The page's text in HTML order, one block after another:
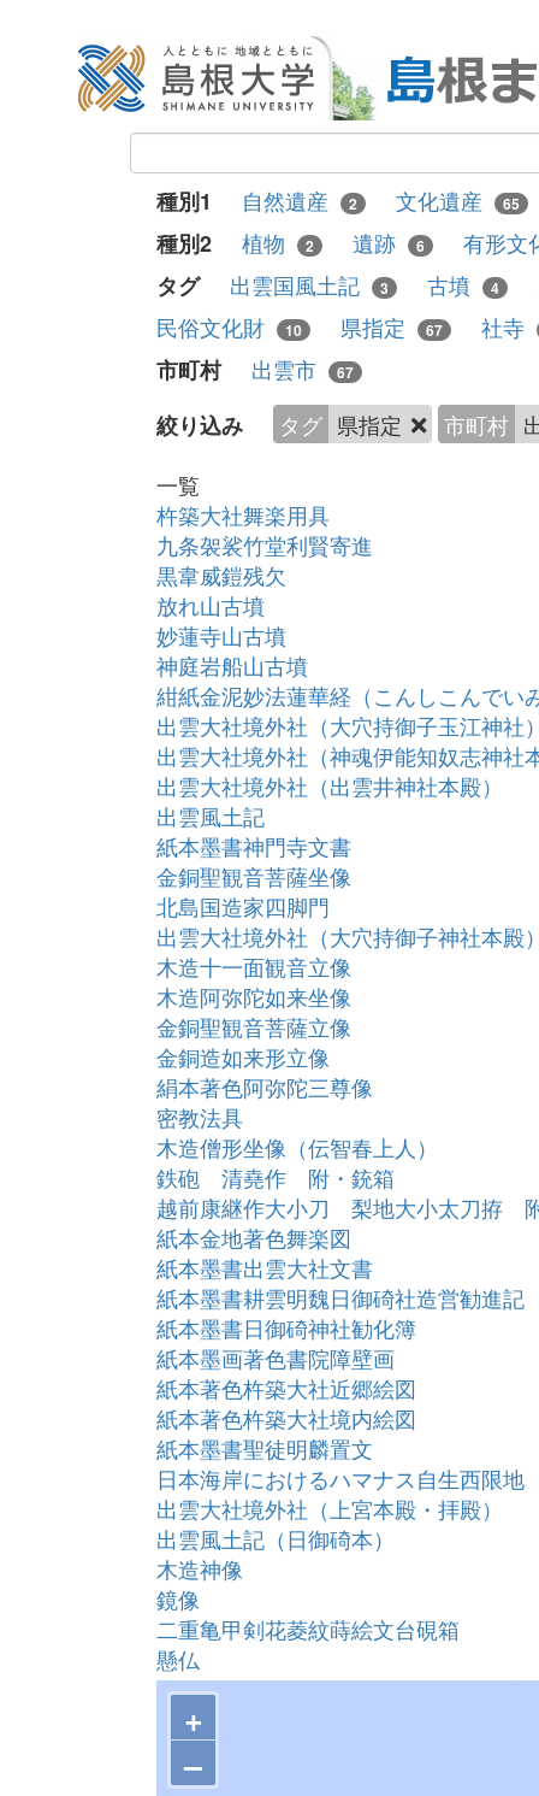
種別1 自然遺産 2 文化遺産 65
種別2 植物 2 遺跡 6
有形文
タグ
出雲国風土記 3 古墳 4
民俗文化財
10 県指定 67
社寺
市町村
出雲市 67
絞り込み タグ 県指定 市町村
一覧
杵築大社舞楽用具
九条袈裟竹堂利賢寄進
黒韋威鎧残欠
放れ山古墳
妙蓮寺山古墳
神庭岩船山古墳
紺紙金泥妙法蓮華経（こんしこんでい
出雲大社境外社（大穴持御子玉江神社
出雲大社境外社（神魂伊能知奴志神社
出雲大社境外社（出雲井神社本殿）
出雲風土記
紙本墨書神門寺文書
金銅聖観音菩薩坐像
北島国造家四脚門
出雲大社境外社（大穴持御子神社本殿
木造十一面観音立像
木造阿弥陀如来坐像
金銅聖観音菩薩立像
金銅造如来形立像
絹本著色阿弥陀三尊像
密教法具
木造僧形坐像（伝智春上人）
鉄砲 清堯作 附・銃箱
越前康継作大小刀 梨地大小太刀拵
紙本金地著色舞楽図
紙本墨書出雲大社文書
紙本墨書耕雲明魏日御碕社造営勧進記
紙本墨書日御碕神社勧化簿
紙本墨画著色書院障壁画
紙本著色杵築大社近郷絵図
紙本著色杵築大社境内絵図
紙本墨書聖徒明麟置文
日本海岸におけるハマナス自生西限地
出雲大社境外社（上宮本殿・拝殿）
出雲風土記（日御碕本）
木造神像
鏡像
二重亀甲剣花菱紋蒔絵文台硯箱
懸仏
鉄砲（清堯作） 附・銃箱及び関係文
光明寺３号墓
宇賀神社の獅子舞
見々久神楽
+
–